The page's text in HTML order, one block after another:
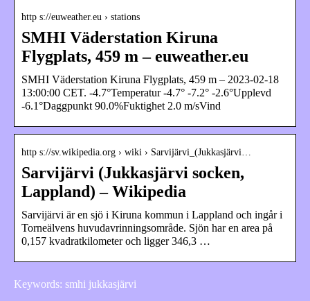
http s://euweather.eu › stations
SMHI Väderstation Kiruna
Flygplats, 459 m – euweather.eu
SMHI Väderstation Kiruna Flygplats, 459 m – 2023-02-18
13:00:00 CET. -4.7°Temperatur -4.7° -7.2° -2.6°Upplevd
-6.1°Daggpunkt 90.0%Fuktighet 2.0 m/sVind
http s://sv.wikipedia.org › wiki › Sarvijärvi_(Jukkasjärvi…
Sarvijärvi (Jukkasjärvi socken,
Lappland) – Wikipedia
Sarvijärvi är en sjö i Kiruna kommun i Lappland och ingår i
Torneälvens huvudavrinningsområde. Sjön har en area på
0,157 kvadratkilometer och ligger 346,3 …
Keywords: smhi jukkasjärvi